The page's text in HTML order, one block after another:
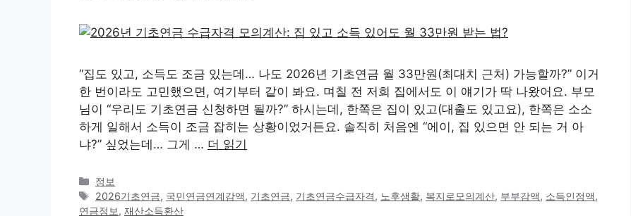
“집도 있고, 소득도 조금 있는데… 나도 2026년 기초연금 월 33만원(최대치 근처) 가능할까?” 이거
한 번이라도 고민했으면, 여기부터 같이 봐요. 며칠 전 저희 집에서도 이 얘기가 딱 나왔어요. 부모
님이 “우리도 기초연금 신청하면 될까?” 하시는데, 한쪽은 집이 있고(대출도 있고요), 한쪽은 소소
하게 일해서 소득이 조금 잡히는 상황이었거든요. 솔직히 처음엔 “에이, 집 있으면 안 되는 거 아
냐?” 싶었는데… 그게 … 더 읽기
카
테
고
정보
태
그
2026기초연금, 국민연금연계감액, 기초연금, 기초연금수급자격, 노후생활, 복지로모의계산, 부부감액, 소득인정액,
연금정보, 재산소득환산